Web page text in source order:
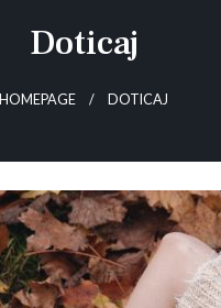
Doticaj
HOMEPAGE DOTICAJ